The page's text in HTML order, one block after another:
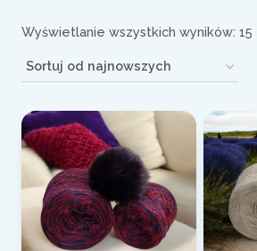
Wyświetlanie wszystkich wyników: 15